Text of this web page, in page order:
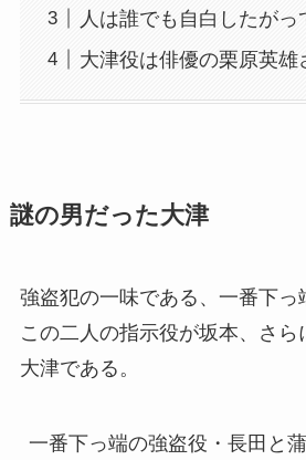
人は誰でも自白したがっ
大津役は俳優の栗原英雄
謎の男だった大津
強盗犯の一味である、一番下っ
この二人の指示役が坂本、さ
大津である。
一番下っ端の強盗役・長田と